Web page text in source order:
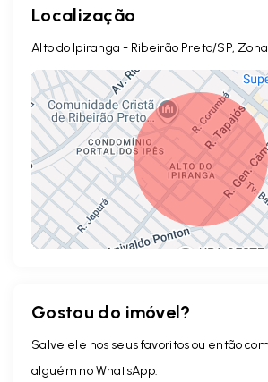
Localização
Alto do Ipiranga - Ribeirão Preto/SP,
Gostou do imóvel?
Salve ele nos seus favoritos ou então
alguém no WhatsApp: